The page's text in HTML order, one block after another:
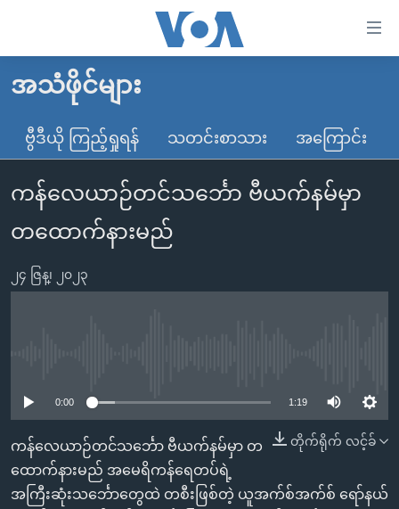
လွယ်ကူ
သည့်
များ
ပင်မ
သို့
စာမျက်နှာ
သို့
ကျော်
မူလစာမျက်နှာ
မြန်မာ
ကမ္ဘာ့သတင်းများ
နိုင်ငံတကာ
အစ္စရေး-ပါလက်စတိုင်း
ဗွီဒီယို
သတင်းလွတ်လပ်ခွင့်
ရပ်ဝန်းတခု လမ်းတခု အလွန်
အင်္ဂလိပ်စာလေ့လာမယ်
ဗွီအိုအေ လူမှုကွန်ယက်များ
အသံဖိုင်များ
ဗွီဒီယို ကြည့်ရှုရန် သတင်းစာသား အကြောင်း
ကန်လေယာဉ်တင်သင်္ဘော ဗီယက်နမ်မှာ
တထောက်နားမည်
၂၄ ဇြန္၊ ၂၀၂၃
0:00 1:19
တိုက်ရိုက် လင့်ခ်
ကန်လေယာဉ်တင်သင်္ဘော ဗီယက်နမ်မှာ တ
ထောက်နားမည် အမေရိကန်ရေတပ်ရဲ့
အကြီးဆုံးသင်္ဘောတွေထဲ တစီးဖြစ်တဲ့ ယူအက်စ်အက်စ် ရော်နယ်